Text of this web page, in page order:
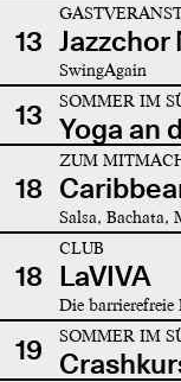
13 Jazzchor
SwingAgain
13 SOMMER IM
Yoga an
18
ZUM
Salsa, Bachata,
18
CLUB
LaVIVA
Die barrierefreie
19 SOMMER IM